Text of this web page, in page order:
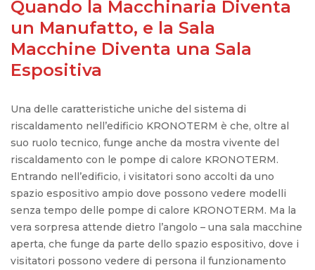
Quando la Macchinaria Diventa
un Manufatto, e la Sala
Macchine Diventa una Sala
Espositiva
Una delle caratteristiche uniche del sistema di
riscaldamento nell’edificio KRONOTERM è che, oltre al
suo ruolo tecnico, funge anche da mostra vivente del
riscaldamento con le pompe di calore KRONOTERM.
Entrando nell’edificio, i visitatori sono accolti da uno
spazio espositivo ampio dove possono vedere modelli
senza tempo delle pompe di calore KRONOTERM. Ma la
vera sorpresa attende dietro l’angolo – una sala macchine
aperta, che funge da parte dello spazio espositivo, dove i
visitatori possono vedere di persona il funzionamento